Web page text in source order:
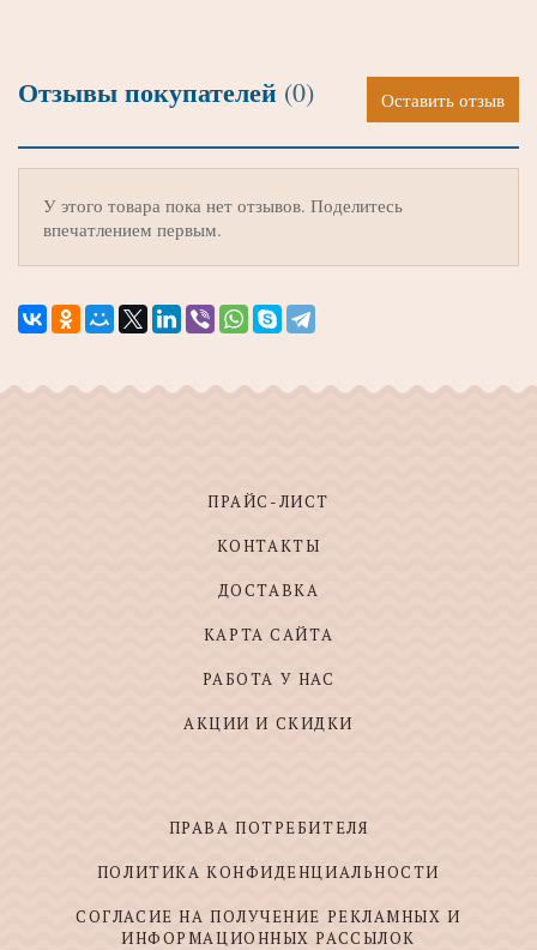
Отзывы покупателей (0) Оставить отзыв
У этого товара пока нет отзывов. Поделитесь
впечатлением первым.
ПРАЙС-ЛИСТ
КОНТАКТЫ
ДОСТАВКА
КАРТА САЙТА
РАБОТА У НАС
АКЦИИ И СКИДКИ
ПРАВА ПОТРЕБИТЕЛЯ
ПОЛИТИКА КОНФИДЕНЦИАЛЬНОСТИ
СОГЛАСИЕ НА ПОЛУЧЕНИЕ РЕКЛАМНЫХ И
ИНФОРМАЦИОННЫХ РАССЫЛОК